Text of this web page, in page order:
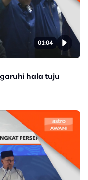
01:04
hala tuju